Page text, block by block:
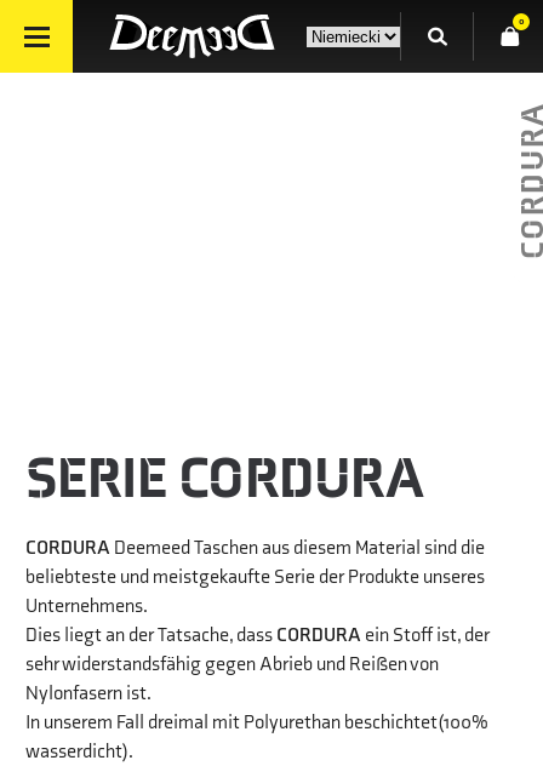
0
SERIE CORDURA
CORDURA Deemeed Taschen aus diesem Material sind die
beliebteste und meistgekaufte Serie der Produkte unseres
Unternehmens.
Dies liegt an der Tatsache, dass CORDURA ein Stoff ist, der
sehr widerstandsfähig gegen Abrieb und Reißen von
Nylonfasern ist.
In unserem Fall dreimal mit Polyurethan beschichtet(100%
wasserdicht).